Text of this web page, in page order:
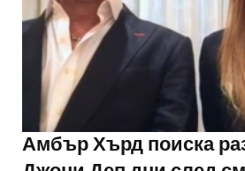
Амбър Хърд поиска